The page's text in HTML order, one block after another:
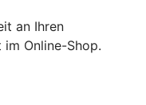
an Ihren
Online-Shop.